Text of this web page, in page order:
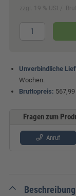
zzgl. 19 % USt
Unverbindliche
Wochen.
Bruttopreis: 567,99
Fragen zum
Anruf
Beschreibung